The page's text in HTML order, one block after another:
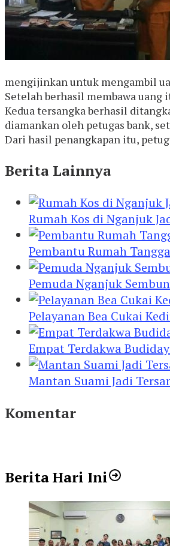
mengijinkan untuk mengambil
Setelah berhasil membawa uang
Kedua tersangka berhasil
diamankan oleh petugas bank,
Dari hasil penangkapan itu,
Berita Lainnya
Rumah Kos di Nganjuk
Pembantu Rumah
Pemuda Nganjuk
Pelayanan Bea Cukai
Empat Terdakwa
Mantan Suami Jadi
Komentar
Berita Hari Ini